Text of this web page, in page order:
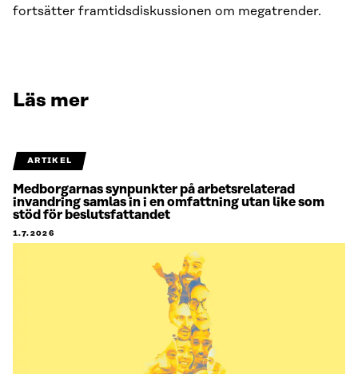
fortsätter framtidsdiskussionen om megatrender.
Läs mer
ARTIKEL
Medborgarnas synpunkter på arbetsrelaterad
invandring samlas in i en omfattning utan like som
stöd för beslutsfattandet
1.7.2026